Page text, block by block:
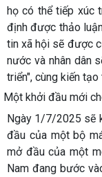
họ có thể tiếp xúc
định được thảo
tin xã hội sẽ được
nước và nhân dân
triển", cùng kiến
Một khởi đầu mới
Ngày 1/7/2025 sẽ
đầu của một bộ
mở đầu của một
Nam đang bước